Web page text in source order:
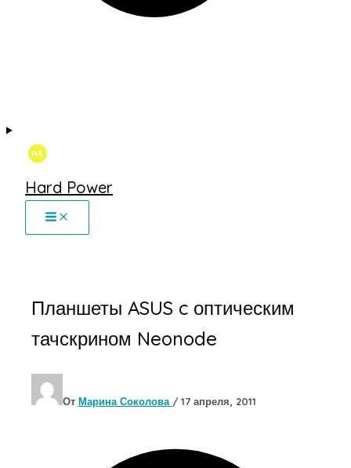
Hard Power
Планшеты ASUS c оптическим
тачскрином Neonode
От Марина Соколова / 17 апреля, 2011